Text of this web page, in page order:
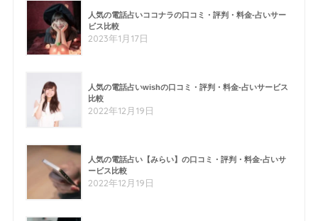
人気の電話占いココナラの口コミ・評判・料金-占いサー
ビス比較
2023年1月17日
人気の電話占いwishの口コミ・評判・料金-占いサービス
比較
2022年12月19日
人気の電話占い【みらい】の口コミ・評判・料金-占いサ
ービス比較
2022年12月19日